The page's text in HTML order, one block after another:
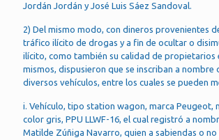
Jordán Jordán y José Luis Sáez Sandoval.
2) Del mismo modo, con dineros provenientes
tráfico ilícito de drogas y a fin de ocultar o
ilícito, como también su calidad de propietarios
mismos, dispusieron que se inscriban a nombre
diversos vehículos, entre los cuales se pueden
i. Vehículo, tipo station wagon, marca Peugeot,
color gris, PPU LLWF-16, el cual registró a
Matilde Zúñiga Navarro, quien a sabiendas o